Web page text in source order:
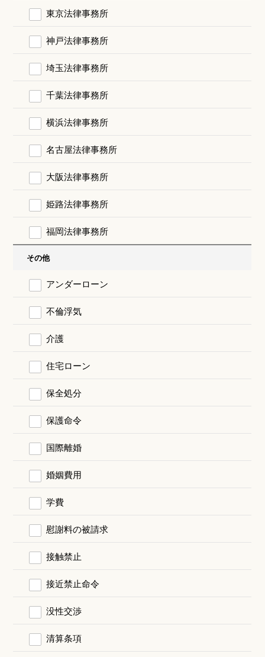
東京法律事務所
神戸法律事務所
埼玉法律事務所
千葉法律事務所
横浜法律事務所
名古屋法律事務所
大阪法律事務所
姫路法律事務所
福岡法律事務所
その他
アンダーローン
不倫浮気
介護
住宅ローン
保全処分
保護命令
国際離婚
婚姻費用
学費
慰謝料の被請求
接触禁止
接近禁止命令
没性交渉
清算条項